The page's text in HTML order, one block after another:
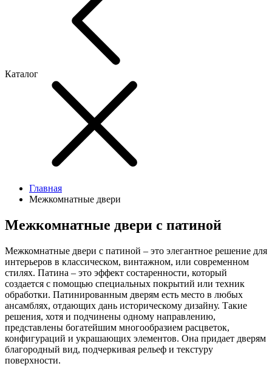
Каталог
Главная
Межкомнатные двери
Межкомнатные двери с патиной
Межкомнатные двери с патиной – это элегантное решение для
интерьеров в классическом, винтажном, или современном
стилях. Патина – это эффект состаренности, который
создается с помощью специальных покрытий или техник
обработки. Патинированным дверям есть место в любых
ансамблях, отдающих дань историческому дизайну. Такие
решения, хотя и подчинены одному направлению,
представлены богатейшим многообразием расцветок,
конфигураций и украшающих элементов. Она придает дверям
благородный вид, подчеркивая рельеф и текстуру
поверхности.